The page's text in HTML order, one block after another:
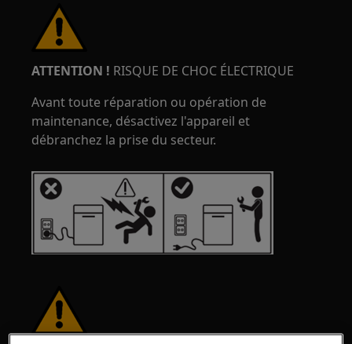
ATTENTION ! RISQUE DE CHOC ÉLECTRIQUE
Avant toute réparation ou opération de
maintenance, désactivez l'appareil et
débranchez la prise du secteur.